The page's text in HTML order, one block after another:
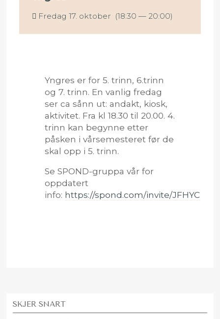
Fredag 17. oktober (18:30 — 20:00)
Yngres er for 5. trinn, 6.trinn
og 7. trinn. En vanlig fredag
ser ca sånn ut: andakt, kiosk,
aktivitet. Fra kl 18.30 til 20.00. 4.
trinn kan begynne etter
påsken i vårsemesteret før de
skal opp i 5. trinn.
Se SPOND-gruppa vår for
oppdatert
info: https://spond.com/invite/JFHYC
SKJER SNART